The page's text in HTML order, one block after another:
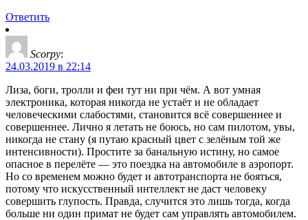
Ответить
Scorpy:
24.03.2019 в 22:14
Лиза, боги, тролли и феи тут ни при чём. А вот умная
электроника, которая никогда не устаёт и не обладает
человеческими слабостями, становится всё совершеннее и
совершеннее. Лично я летать не боюсь, но сам пилотом, увы,
никогда не стану (я путаю красный цвет с зелёным той же
интенсивности). Простите за банальную истину, но самое
опасное в перелёте — это поездка на автомобиле в аэропорт.
Но со временем можно будет и автотранспорта не бояться,
потому что искусственный интеллект не даст человеку
совершить глупость. Правда, случится это лишь тогда, когда
больше ни один примат не будет сам управлять автомобилем.